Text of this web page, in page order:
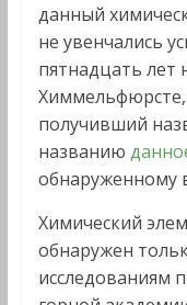
данный
не увенчались
пятнадцать лет
получивший
названию
обнаруженному
Химический
обнаружен
исследованиям